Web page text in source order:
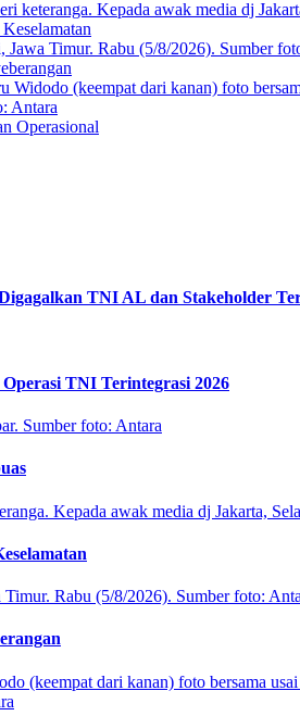
Operasional
TNI AL dan Stakeholder
TNI Terintegrasi 2026